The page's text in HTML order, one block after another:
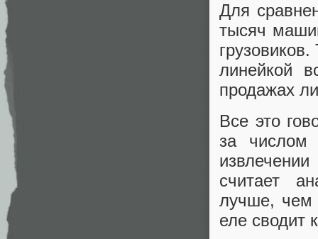
Для
тысяч
линейкой
продажах
Все это
за числом
считает
лучше, чем
еле сводит